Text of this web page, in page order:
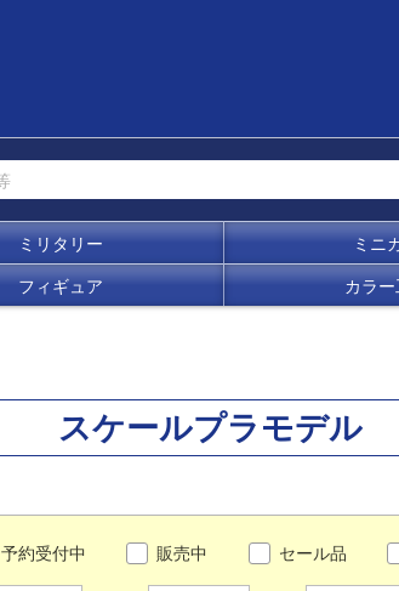
ミリタリー ミニ
フィギュア カラ
スケールプラモデル
予約受付中 販売中 セール品